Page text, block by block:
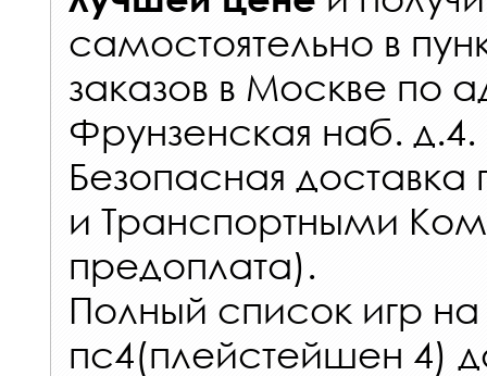
самостоятельно в
заказов в Москве по
Фрунзенская наб. д.4.
Безопасная
и Транспортными
предоплата).
Полный список игр на
пс4(плейстейшен 4)